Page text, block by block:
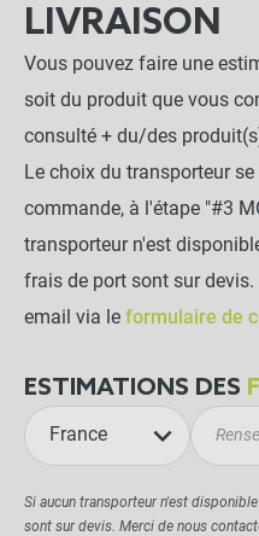
LIVRAISON
Vous pouvez faire une
soit du produit que vous
consulté + du/des
Le choix du transporteur
commande, à l'étape "#3
transporteur n'est
frais de port sont sur
email via le formulaire de
ESTIMATIONS DES
France
Si aucun transporteur n'est
sont sur devis. Merci de nous